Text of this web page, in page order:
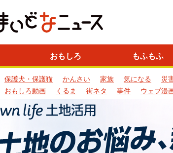
おもしろ もふもふ
保護犬・保護猫 かんさい 家族 気になる 災
おもしろ動画
くるま 街ネタ 事件 ウェブ漫